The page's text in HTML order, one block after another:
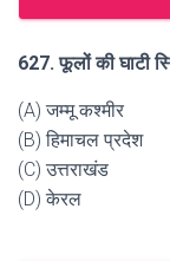
627. फूलों की घाटी
(A) जम्मू कश्मीर
(B) हिमाचल प्रदेश
(C) उत्तराखंड
(D) केरल